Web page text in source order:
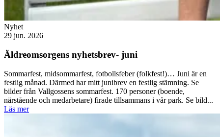
Nyhet
29 jun. 2026
Äldreomsorgens nyhetsbrev- juni
Sommarfest, midsommarfest, fotbollsfeber (folkfest!)… Juni är en
festlig månad. Därmed har mitt junibrev en festlig stämning. Se
bilder från Vallgossens sommarfest. 170 personer (boende,
närstående och medarbetare) firade tillsammans i vår park. Se bild...
Läs mer